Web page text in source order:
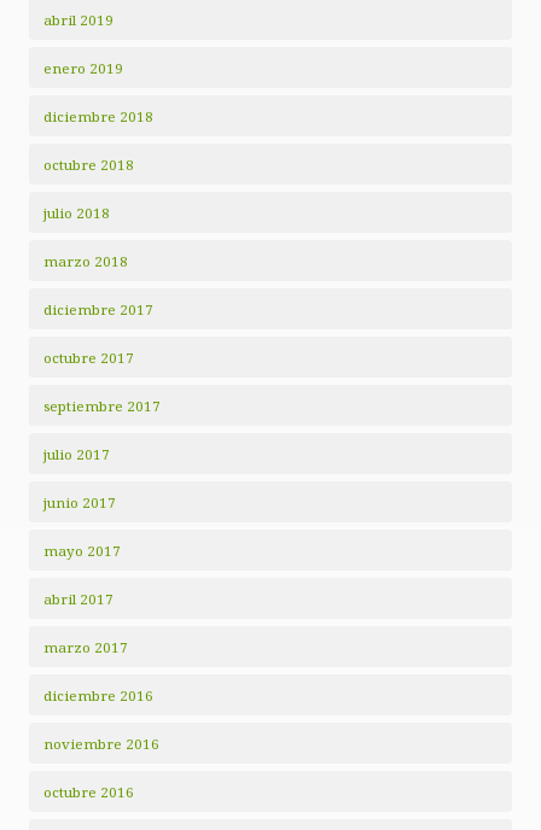
abril 2019
enero 2019
diciembre 2018
octubre 2018
julio 2018
marzo 2018
diciembre 2017
octubre 2017
septiembre 2017
julio 2017
junio 2017
mayo 2017
abril 2017
marzo 2017
diciembre 2016
noviembre 2016
octubre 2016